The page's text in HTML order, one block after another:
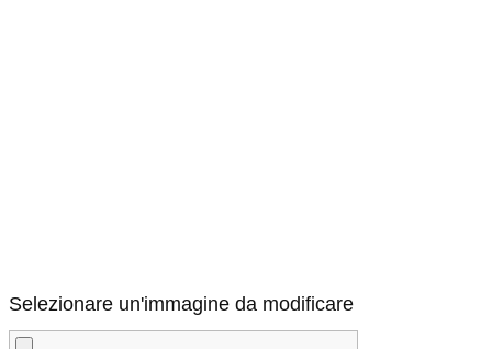
Selezionare un'immagine da modificare